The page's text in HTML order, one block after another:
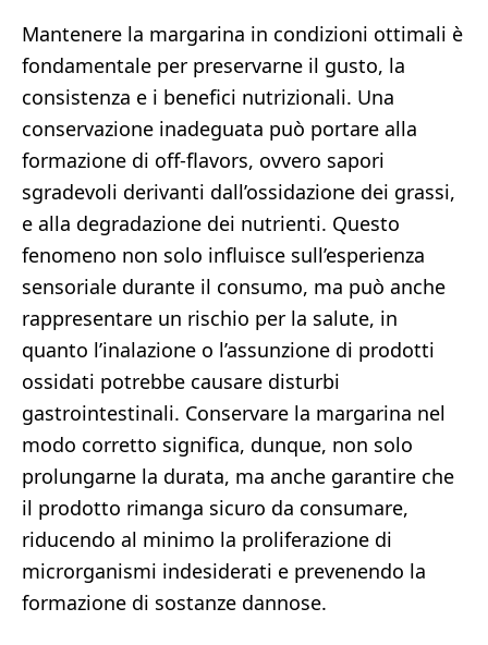
Mantenere la margarina in condizioni ottimali è
fondamentale per preservarne il gusto, la
consistenza e i benefici nutrizionali. Una
conservazione inadeguata può portare alla
formazione di off-flavors, ovvero sapori
sgradevoli derivanti dall’ossidazione dei grassi,
e alla degradazione dei nutrienti. Questo
fenomeno non solo influisce sull’esperienza
sensoriale durante il consumo, ma può anche
rappresentare un rischio per la salute, in
quanto l’inalazione o l’assunzione di prodotti
ossidati potrebbe causare disturbi
gastrointestinali. Conservare la margarina nel
modo corretto significa, dunque, non solo
prolungarne la durata, ma anche garantire che
il prodotto rimanga sicuro da consumare,
riducendo al minimo la proliferazione di
microrganismi indesiderati e prevenendo la
formazione di sostanze dannose.